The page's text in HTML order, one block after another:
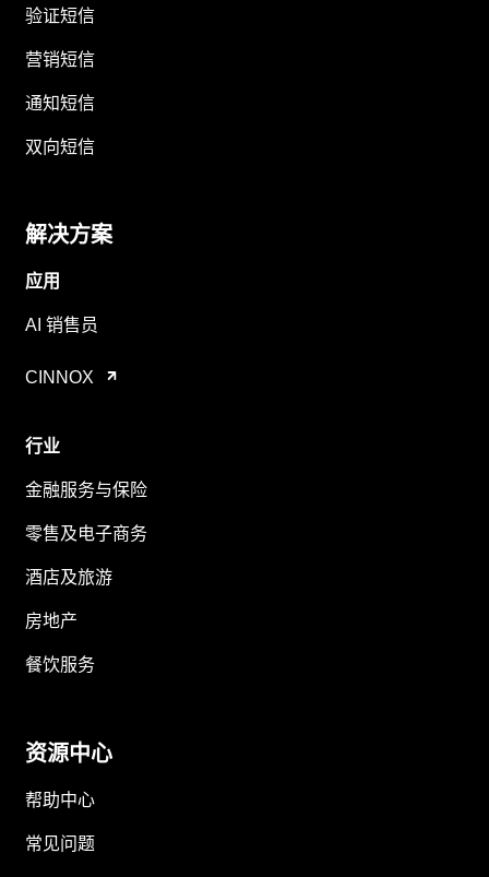
验证短信
营销短信
通知短信
双向短信
解决方案
应用
AI 销售员
CINNOX
行业
金融服务与保险
零售及电子商务
酒店及旅游
房地产
餐饮服务
资源中心
帮助中心
常见问题